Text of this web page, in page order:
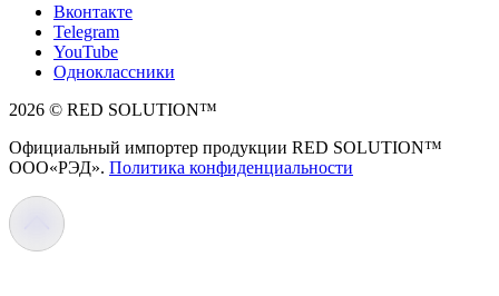
Вконтакте
Telegram
YouTube
Одноклассники
2026 © RED SOLUTION™
Официальный импортер продукции RED SOLUTION™
OOO«РЭД». Политика конфиденциальности